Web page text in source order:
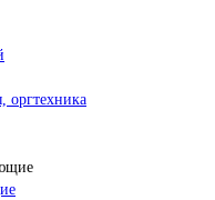
оргтехника